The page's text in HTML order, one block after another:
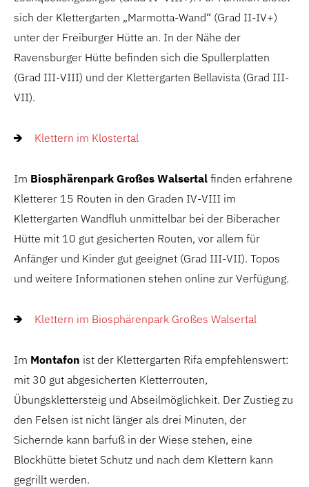
sich der Klettergarten „Marmotta-Wand“ (Grad II-IV+)
unter der Freiburger Hütte an. In der Nähe der
Ravensburger Hütte befinden sich die Spullerplatten
(Grad III-VIII) und der Klettergarten Bellavista (Grad III-
VII).
Klettern im Klostertal
Im Biosphärenpark Großes Walsertal finden erfahrene
Kletterer 15 Routen in den Graden IV-VIII im
Klettergarten Wandfluh unmittelbar bei der Biberacher
Hütte mit 10 gut gesicherten Routen, vor allem für
Anfänger und Kinder gut geeignet (Grad III-VII). Topos
und weitere Informationen stehen online zur Verfügung.
Klettern im Biosphärenpark Großes Walsertal
Im Montafon ist der Klettergarten Rifa empfehlenswert:
mit 30 gut abgesicherten Kletterrouten,
Übungsklettersteig und Abseilmöglichkeit. Der Zustieg zu
den Felsen ist nicht länger als drei Minuten, der
Sichernde kann barfuß in der Wiese stehen, eine
Blockhütte bietet Schutz und nach dem Klettern kann
gegrillt werden.